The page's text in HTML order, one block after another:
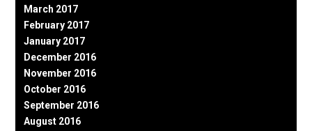
March 2017
February 2017
January 2017
December 2016
November 2016
October 2016
September 2016
August 2016